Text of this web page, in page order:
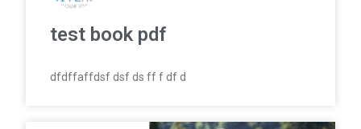
test book pdf
dfdffaffdsf dsf ds ff f df d